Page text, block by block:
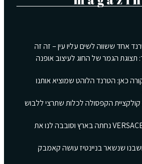
אחד ששווה לשים עליו עין – זה זה
תצוגת הגמר של החוג לעיצוב אופנה
כאן: הטרנד הלוהט שמוציא אותנו
הקפסולה לכלות שתרצי ללבוש
קולקציית המסלול של VERSACE נחתה בארץ וסובבה לנו את
שנשאר בניינטיז עושה קאמבק